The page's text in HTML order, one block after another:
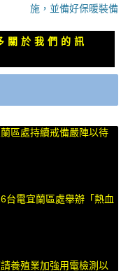
施，並備好保暖裝備
關於我們的訊
區處持續戒備嚴陣以待
台電宜蘭區處舉辦「熱血
養殖業加強用電檢測以